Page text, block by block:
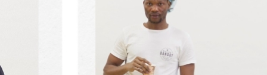
Manifesto
Dandoy Family